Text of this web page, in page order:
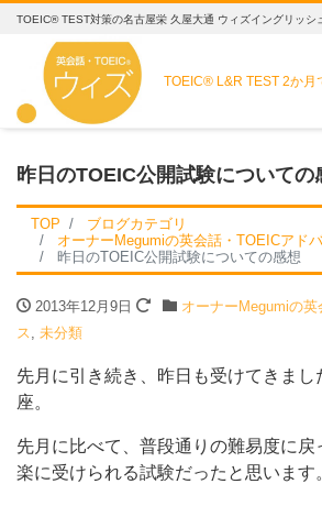
TOEIC® TEST対策の名古屋栄 久屋大通 ウィズイングリッシ
TOEIC® L&R TEST2か月
昨日のTOEIC公開試験についての
TOP
ブログカテゴリ
オーナーMegumiの英会話・TOEICアド
昨日のTOEIC公開試験についての感想
2013年12月9日
オーナーMegumiの
ス, 未分類
先月に引き続き、昨日も受けてきま
座。
先月に比べて、普段通りの難易度に戻
楽に受けられる試験だったと思います